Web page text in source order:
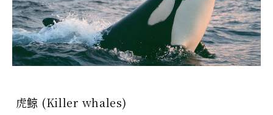
虎鲸 (Killer whales)